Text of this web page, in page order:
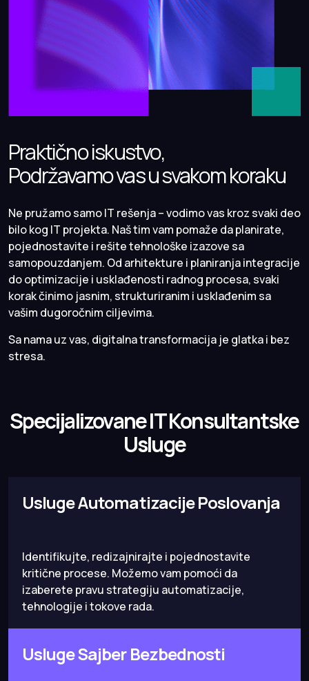
Praktično iskustvo,
Podržavamo vas u svakom koraku
Ne pružamo samo IT rešenja – vodimo vas kroz svaki deo
bilo kog IT projekta. Naš tim vam pomaže da planirate,
pojednostavite i rešite tehnološke izazove sa
samopouzdanjem. Od arhitekture i planiranja integracije
do optimizacije i usklađenosti radnog procesa, svaki
korak činimo jasnim, strukturiranim i usklađenim sa
vašim dugoročnim ciljevima.
Sa nama uz vas, digitalna transformacija je glatka i bez
stresa.
Specijalizovane IT Konsultantske
Usluge
Usluge Automatizacije Poslovanja
Identifikujte, redizajnirajte i pojednostavite
kritične procese. Možemo vam pomoći da
izaberete pravu strategiju automatizacije,
tehnologije i tokove rada.
Usluge Sajber Bezbednosti